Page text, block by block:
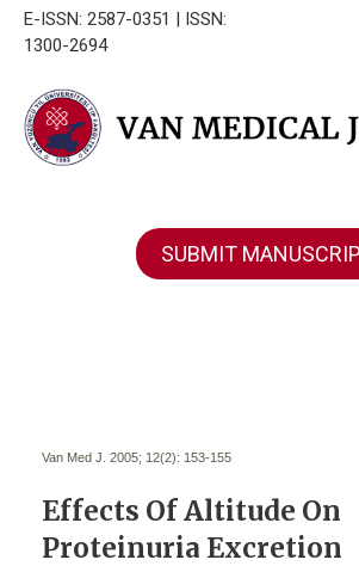
E-ISSN: 2587-0351 | ISSN:
1300-2694
SUBMIT
Van Med J. 2005; 12(2): 153-155
Effects Of Altitude On
Proteinuria Excretion